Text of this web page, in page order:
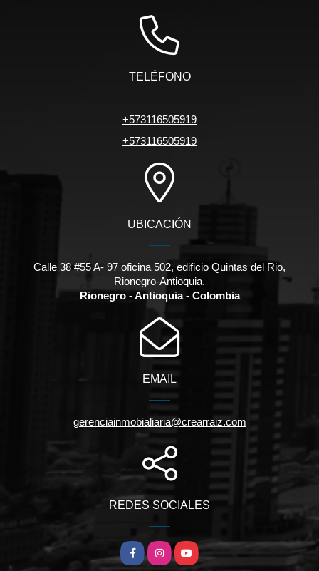
TELÉFONO
+573116505919
+573116505919
UBICACIÓN
Calle 38 #55 A- 97 oficina 502, edificio Quintas del Rio,
Rionegro-Antioquia.
Rionegro - Antioquia - Colombia
EMAIL
gerenciainmobialiaria@crearraiz.com
REDES SOCIALES
FacebookInstagramYouTube